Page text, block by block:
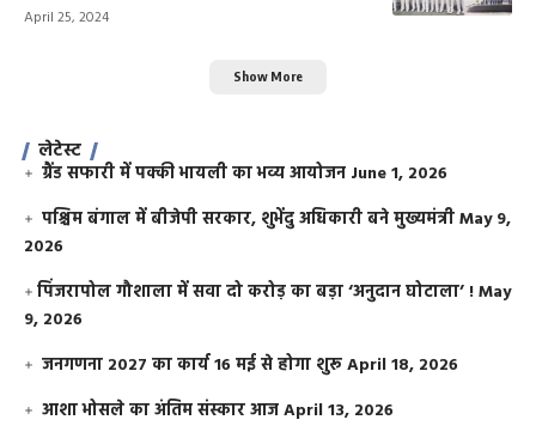
April 25, 2024
Show More
लेटेस्ट
ग्रैंड सफारी में पक्की भायली का भव्य आयोजन June 1, 2026
पश्चिम बंगाल में बीजेपी सरकार, शुभेंदु अधिकारी बने मुख्यमंत्रीMay 9,
2026
​पिंजरापोल गौशाला में सवा दो करोड़ का बड़ा ‘अनुदान घोटाला’ !May
9, 2026
जनगणना 2027 का कार्य 16 मई से होगा शुरूApril 18, 2026
आशा भोसले का अंतिम संस्कार आजApril 13, 2026